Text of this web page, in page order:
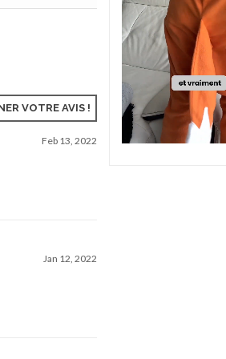
Feb 13, 2022
Jan 12, 2022
VOTRE AVIS !